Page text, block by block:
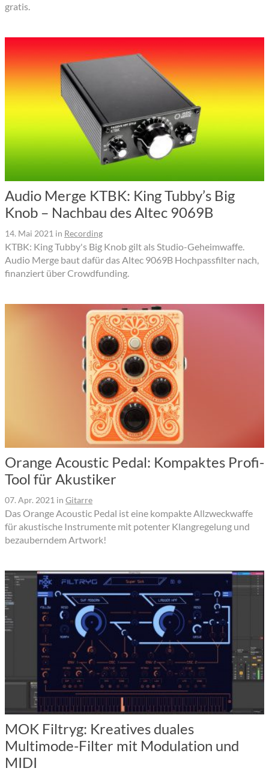
gratis.
Audio Merge KTBK: King Tubby’s Big
Knob – Nachbau des Altec 9069B
14. Mai 2021 in Recording
KTBK: King Tubby's Big Knob gilt als Studio-Geheimwaffe.
Audio Merge baut dafür das Altec 9069B Hochpassfilter nach,
finanziert über Crowdfunding.
Orange Acoustic Pedal: Kompaktes Profi-
Tool für Akustiker
07. Apr. 2021 in Gitarre
Das Orange Acoustic Pedal ist eine kompakte Allzweckwaffe
für akustische Instrumente mit potenter Klangregelung und
bezauberndem Artwork!
MOK Filtryg: Kreatives duales
Multimode-Filter mit Modulation und
MIDI